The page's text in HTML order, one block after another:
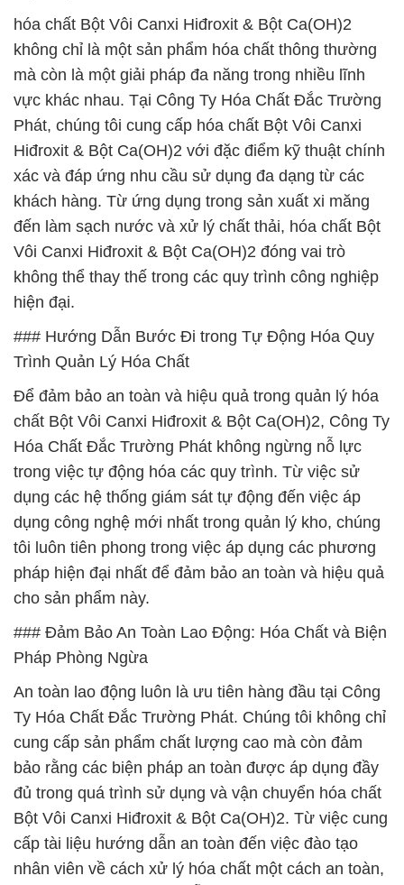
hóa chất Bột Vôi Canxi Hiđroxit & Bột Ca(OH)2
không chỉ là một sản phẩm hóa chất thông thường
mà còn là một giải pháp đa năng trong nhiều lĩnh
vực khác nhau. Tại Công Ty Hóa Chất Đắc Trường
Phát, chúng tôi cung cấp hóa chất Bột Vôi Canxi
Hiđroxit & Bột Ca(OH)2 với đặc điểm kỹ thuật chính
xác và đáp ứng nhu cầu sử dụng đa dạng từ các
khách hàng. Từ ứng dụng trong sản xuất xi măng
đến làm sạch nước và xử lý chất thải, hóa chất Bột
Vôi Canxi Hiđroxit & Bột Ca(OH)2 đóng vai trò
không thể thay thế trong các quy trình công nghiệp
hiện đại.
### Hướng Dẫn Bước Đi trong Tự Động Hóa Quy
Trình Quản Lý Hóa Chất
Để đảm bảo an toàn và hiệu quả trong quản lý hóa
chất Bột Vôi Canxi Hiđroxit & Bột Ca(OH)2, Công Ty
Hóa Chất Đắc Trường Phát không ngừng nỗ lực
trong việc tự động hóa các quy trình. Từ việc sử
dụng các hệ thống giám sát tự động đến việc áp
dụng công nghệ mới nhất trong quản lý kho, chúng
tôi luôn tiên phong trong việc áp dụng các phương
pháp hiện đại nhất để đảm bảo an toàn và hiệu quả
cho sản phẩm này.
### Đảm Bảo An Toàn Lao Động: Hóa Chất và Biện
Pháp Phòng Ngừa
An toàn lao động luôn là ưu tiên hàng đầu tại Công
Ty Hóa Chất Đắc Trường Phát. Chúng tôi không chỉ
cung cấp sản phẩm chất lượng cao mà còn đảm
bảo rằng các biện pháp an toàn được áp dụng đầy
đủ trong quá trình sử dụng và vận chuyển hóa chất
Bột Vôi Canxi Hiđroxit & Bột Ca(OH)2. Từ việc cung
cấp tài liệu hướng dẫn an toàn đến việc đào tạo
nhân viên về cách xử lý hóa chất một cách an toàn,